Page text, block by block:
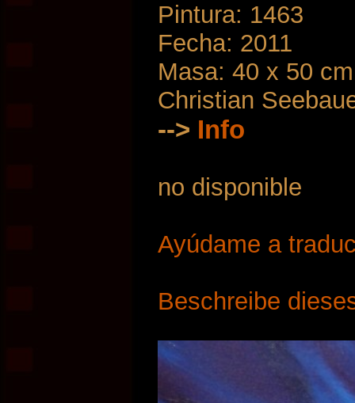
Pintura: 1463
Fecha: 2011
Masa: 40 x 50 cm
Christian
--> Info
no disponible
Ayúdame a
Beschreibe